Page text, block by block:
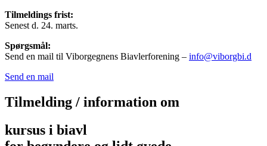
Tilmeldings frist:
Senest d. 24. marts.
Spørgsmål:
Send en mail til Viborgegnens Biavlerforening – info@viborgbi.d
Send en mail
Tilmelding / information om
kursus i biavl